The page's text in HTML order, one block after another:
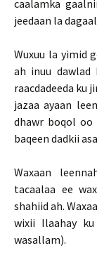
caalamka
jeedaan la
Wuxuu la yimid
ah inuu dawlad
raacdadeeda ku
jazaa ayaan
dhawr boqol oo
baqeen dadkii
Waxaan
tacaalaa ee
shahiid ah.
wixii Ilaahay
wasallam).